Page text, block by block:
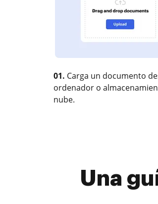
01. Carga un documento
ordenador o
nube.
Una